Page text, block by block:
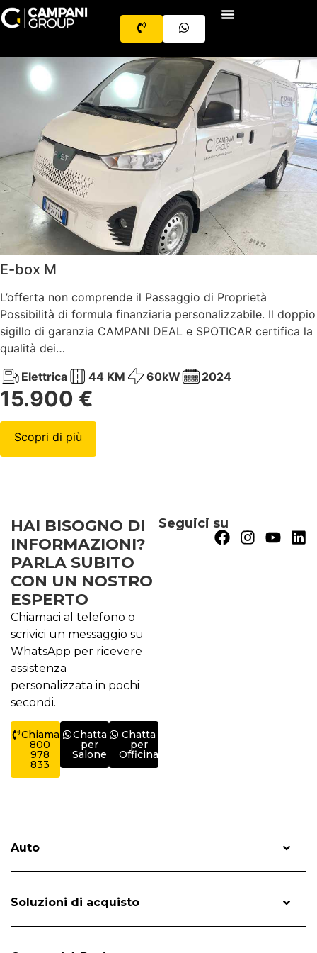
E-box M
L’offerta non comprende il Passaggio di Proprietà
Possibilità di formula finanziaria personalizzabile. Il doppio
sigillo di garanzia CAMPANI DEAL e SPOTICAR certifica la
qualità dei…
Elettrica 44 KM 60kW 2024
15.900 €
Scopri di più
HAI BISOGNO DI
INFORMAZIONI?
PARLA SUBITO
CON UN NOSTRO
ESPERTO
Chiamaci al telefono o
scrivici un messaggio su
WhatsApp per ricevere
assistenza
personalizzata in pochi
secondi.
Chiama
800
978
833
Chatta
per
Salone
Chatta
per
Officina
Seguici su
Auto
Soluzioni di acquisto